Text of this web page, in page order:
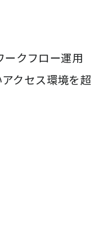
ークフロー運用
アクセス環境を超